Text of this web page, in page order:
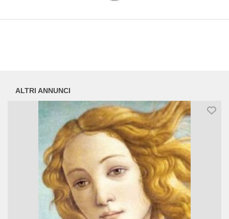
ALTRI ANNUNCI